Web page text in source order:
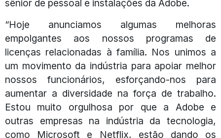
sênior de pessoal e instalações da Adobe.
“Hoje anunciamos algumas melhoras
empolgantes aos nossos programas de
licenças relacionadas à família. Nos unimos a
um movimento da indústria para apoiar melhor
nossos funcionários, esforçando-nos para
aumentar a diversidade na força de trabalho.
Estou muito orgulhosa por que a Adobe e
outras empresas na indústria da tecnologia,
como Microsoft e Netflix, estão dando os